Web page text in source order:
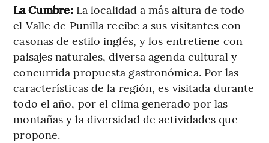
La Cumbre: La localidad a más altura de todo
el Valle de Punilla recibe a sus visitantes con
casonas de estilo inglés, y los entretiene con
paisajes naturales, diversa agenda cultural y
concurrida propuesta gastronómica. Por las
características de la región, es visitada durante
todo el año, por el clima generado por las
montañas y la diversidad de actividades que
propone.